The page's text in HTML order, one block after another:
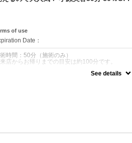
of use
Date：
時間：50分（施術のみ）
店からお帰りまでの目安は約100分です。
See details